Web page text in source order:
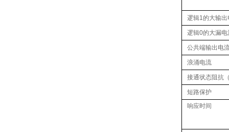
逻辑1的大输出
逻辑0的大漏电
公共端输出电
浪涌电流
接通状态阻抗
短路保护
响应时间